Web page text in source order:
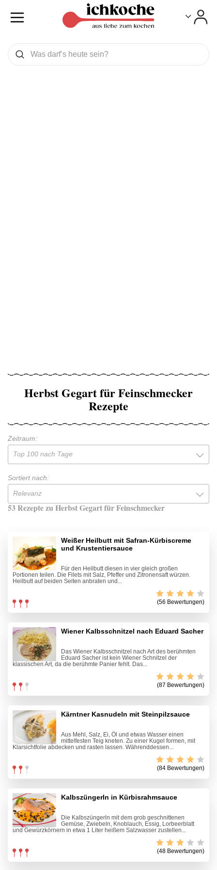
Was wollen Sie suchen
Suchen
Herbst Gegart für Feinschmecker
Rezepte
Zeitraum:
Top 100 nach Tage
Sortiert nach:
Relevanz
53 Rezepte zu Herbst Gegart für Feinschmecker
Weißer Heilbutt mit Safran-Kürbiscreme
und Krustentiersauce
Für den Heilbutt diesen in vier gleich großen
Portionen teilen. Die Filets mit Salz, Pfeffer und Zitronensaft würzen.
Heilbutt auf beiden Seiten anbraten und...
(56 Bewertungen)
Wiener Kalbsschnitzel nach Eduard Sacher
Das Wiener Kalbsschnitzel nach Art des berühmten
Eduard Sacher ist kein Wiener Schnitzel der
klassischen Art, da die berühmte Panier fehlt. Das...
(87 Bewertungen)
Kärntner Kasnudeln mit Steinpilzsauce
Aus Mehl, Salz, Ei, Öl und etwas Wasser einen
mittelfesten Teig kneten. Zu einer Kugel formen, mit
Klarsichtfolie abdecken und rasten lassen. Währenddessen...
(84 Bewertungen)
Kalbszüngerln in Kürbisrahmsauce
Die Kalbszüngerln mit dem grob geschnittenen
Gemüse, Zwiebeln, Knoblauch, Essig, Lorbeerblatt
und Gewürzkörnern in etwa 1 Liter heißem Salzwasser zustellen...
(48 Bewertungen)